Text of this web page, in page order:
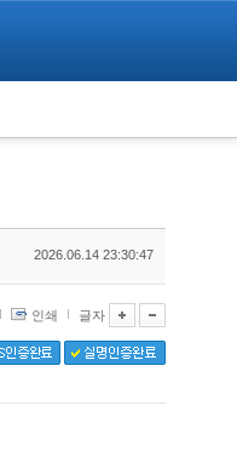
2026.06.14 23:30:47
인쇄 글자